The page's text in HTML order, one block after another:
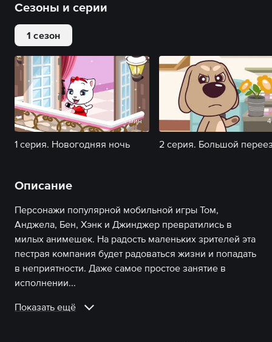
Сезоны и серии
1 сезон
4 мин
1 серия. Новогодняя ночь 2 серия. Большой
Описание
Персонажи популярной мобильной игры Том,
Анджела, Бен, Хэнк и Джинджер превратились в
милых анимешек. На радость маленьких зрителей эта
пестрая компания будет радоваться жизни и попадать
в неприятности. Даже самое простое занятие в
исполнении...
Показать ещё